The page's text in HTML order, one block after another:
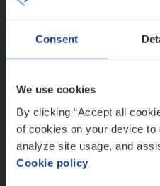
Consent
We use cookies
By clicking “Accept all
of cookies on your device to
analyze site usage, and
Cookie policy
Scha­de Expert Fleet
Busi­ness Mana­ger
People Management,